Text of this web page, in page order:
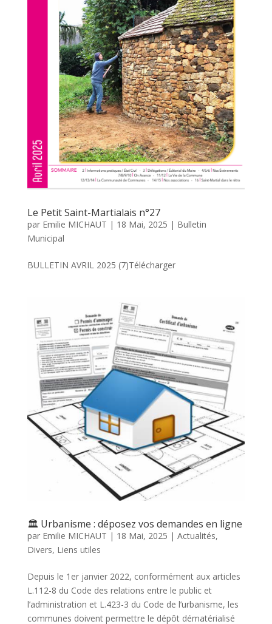
Le Petit Saint-Martialais n°27
par Emilie MICHAUT | 18 Mai, 2025 | Bulletin
Municipal
BULLETIN AVRIL 2025 (7)Télécharger
🏛️ Urbanisme : déposez vos demandes en ligne
par Emilie MICHAUT | 18 Mai, 2025 | Actualités,
Divers, Liens utiles
Depuis le 1er janvier 2022, conformément aux articles
L.112-8 du Code des relations entre le public et
l’administration et L.423-3 du Code de l’urbanisme, les
communes doivent permettre le dépôt dématérialisé